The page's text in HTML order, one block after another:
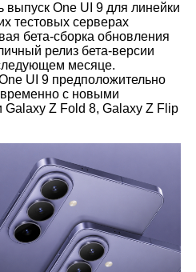
выпуск One UI 9 для линейки
тестовых серверах
бета-сборка обновления
релиз бета-версии
месяце.
UI 9 предположительно
с новыми
Z Fold 8, Galaxy Z Flip